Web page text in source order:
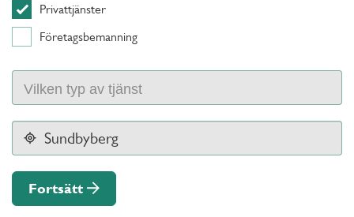
Privattjänster
Företagsbemanning
Fortsätt